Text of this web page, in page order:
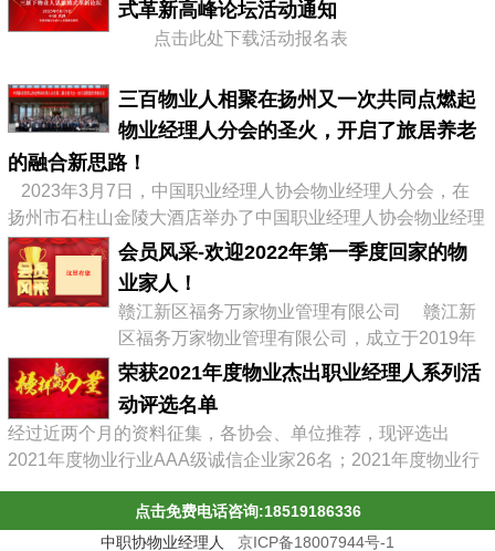
式革新高峰论坛活动通知
点击此处下载活动报名表
三百物业人相聚在扬州又一次共同点燃起
物业经理人分会的圣火，开启了旅居养老
的融合新思路！
2023年3月7日，中国职业经理人协会物业经理人分会，在
扬州市石柱山金陵大酒店举办了中国职业经理人协会物业经理
人分会第二届会员大会暨物业企业转型发展高峰论坛，有来自
全国物业协会、物业公司的300多位代表参加了会议，李占军
会长继续连任会长，会议通过《中职协物业经理人分会管理办
法》，并选举出了第二届分会理事会、第二届常务理事、副会
长及名誉会长。 李占军连任...
会员风采-欢迎2022年第一季度回家的物
业家人！
赣江新区福务万家物业管理有限公司 赣江新
区福务万家物业管理有限公司，成立于2019年
03月08日，属赣江控股集团旗下中赣置业全资
子公司，目前在管11个项目。 企业经营范围:
物业管理，文化场馆管理服务，商业综合体管
理服务，园区管理服务，集贸市场管理服务，
停车场管理服务，工程管理服务，供冷供暖设
施管理服务，酒店管理服务，城市绿化管理服
务，会议及展览服务，礼...
荣获2021年度物业杰出职业经理人系列活
动评选名单
经过近两个月的资料征集，各协会、单位推荐，现评选出
2021年度物业行业AAA级诚信企业家26名；2021年度物业行
85名；2021年度物业行业优秀总监38名；2021年度物业行业
最具员工幸福感企业43家；2021年度物业职业经理人推崇
点击免费电话咨询:18519186336
中职协物业经理人 京ICP备18007944号-1